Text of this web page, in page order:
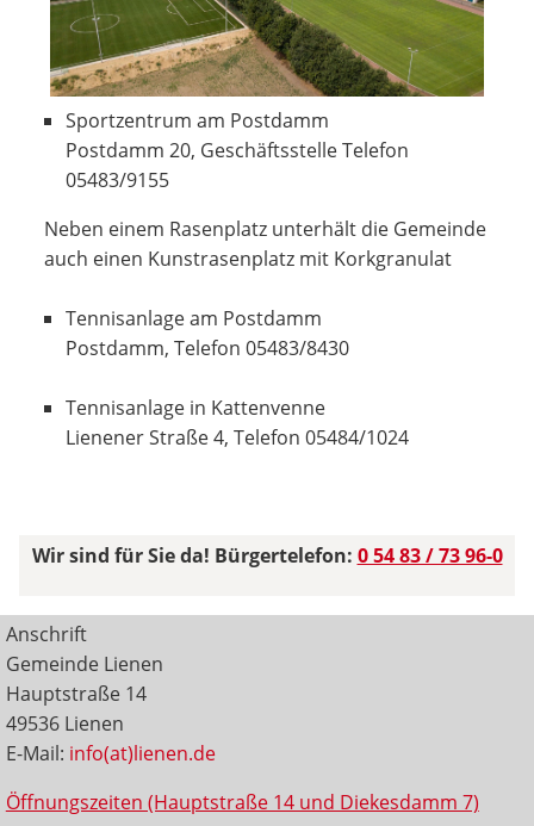
Sportzentrum am Postdamm
Postdamm 20, Geschäftsstelle Telefon
05483/9155
Neben einem Rasenplatz unterhält die Gemeinde
auch einen Kunstrasenplatz mit Korkgranulat
Tennisanlage am Postdamm
Postdamm, Telefon 05483/8430
Tennisanlage in Kattenvenne
Lienener Straße 4, Telefon 05484/1024
Wir sind für Sie da! Bürgertelefon: 0 54 83 / 73 96-0
Anschrift
Gemeinde Lienen
Hauptstraße 14
49536 Lienen
E-Mail: info(at)lienen.de
Öffnungszeiten (Hauptstraße 14 und Diekesdamm 7)